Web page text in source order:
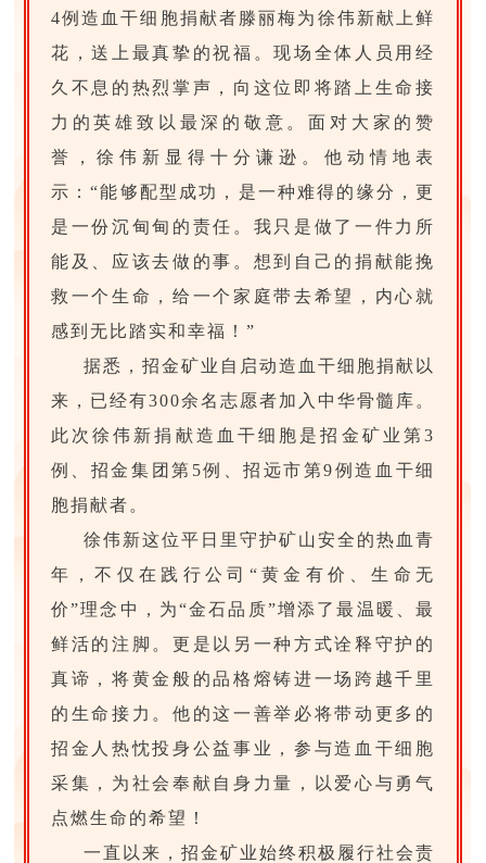
4例造血干细胞捐献者滕丽梅为徐伟新献上鲜
花，送上最真挚的祝福。现场全体人员用经
久不息的热烈掌声，向这位即将踏上生命接
力的英雄致以最深的敬意。面对大家的赞
誉，徐伟新显得十分谦逊。他动情地表
示：“能够配型成功，是一种难得的缘分，更
是一份沉甸甸的责任。我只是做了一件力所
能及、应该去做的事。想到自己的捐献能挽
救一个生命，给一个家庭带去希望，内心就
感到无比踏实和幸福！”
据悉，招金矿业自启动造血干细胞捐献以
来，已经有300余名志愿者加入中华骨髓库。
此次徐伟新捐献造血干细胞是招金矿业第3
例、招金集团第5例、招远市第9例造血干细
胞捐献者。
徐伟新这位平日里守护矿山安全的热血青
年，不仅在践行公司“黄金有价、生命无
价”理念中，为“金石品质”增添了最温暖、最
鲜活的注脚。更是以另一种方式诠释守护的
真谛，将黄金般的品格熔铸进一场跨越千里
的生命接力。他的这一善举必将带动更多的
招金人热忱投身公益事业，参与造血干细胞
采集，为社会奉献自身力量，以爱心与勇气
点燃生命的希望！
一直以来，招金矿业始终积极履行社会责